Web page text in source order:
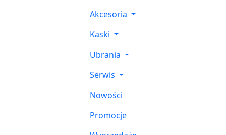
Akcesoria
Kaski
Ubrania
Serwis
Nowości
Promocje